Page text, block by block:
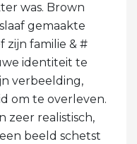
was. Brown
gemaakte
zijn familie & #
identiteit te
verbeelding,
om te overleven.
zeer realistisch,
beeld schetst